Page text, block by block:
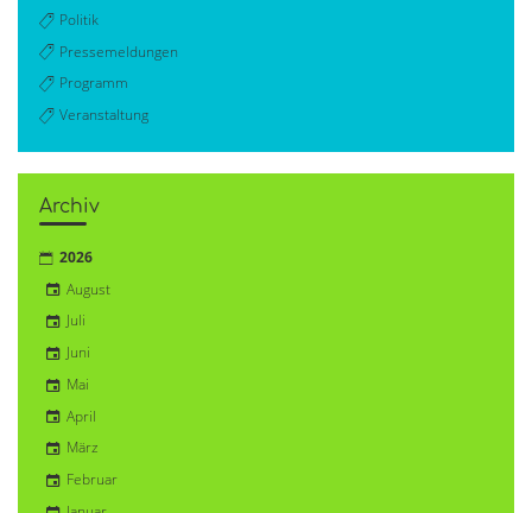
Politik
Pressemeldungen
Programm
Veranstaltung
Archiv
2026
August
Juli
Juni
Mai
April
März
Februar